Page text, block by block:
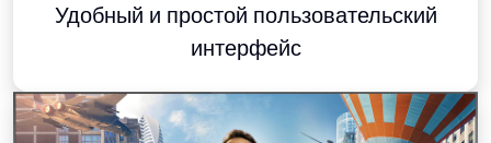
Удобный и простой пользовательский
интерфейс